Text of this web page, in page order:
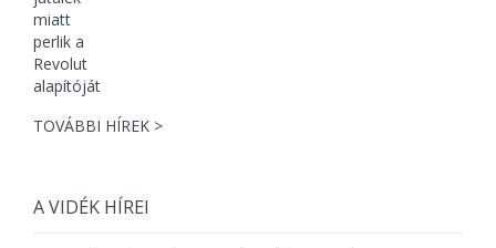
TOVÁBBI HÍREK >
A VIDÉK HÍREI